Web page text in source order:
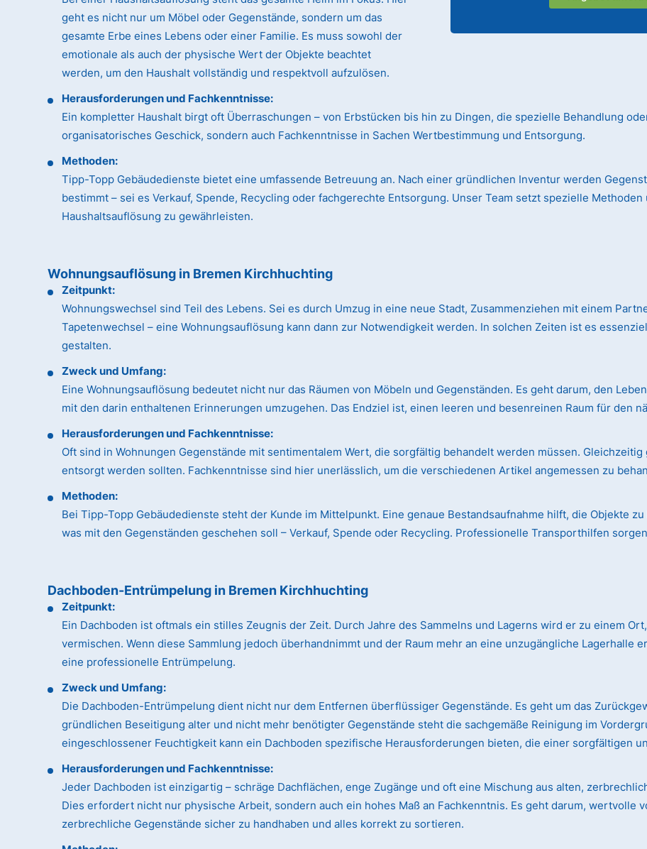
geht es nicht nur um Möbel oder Gegenstände, sondern um das
gesamte Erbe eines Lebens oder einer Familie. Es muss sowohl der
emotionale als auch der physische Wert der Objekte beachtet
werden, um den Haushalt vollständig und respektvoll aufzulösen.
Herausforderungen und Fachkenntnisse:
Ein kompletter Haushalt birgt oft Überraschungen – von Erbstücken bis hin zu Dingen, die spezielle Behandlung
organisatorisches Geschick, sondern auch Fachkenntnisse in Sachen Wertbestimmung und Entsorgung.
Methoden:
Tipp-Topp Gebäudedienste bietet eine umfassende Betreuung an. Nach einer gründlichen Inventur werden
bestimmt – sei es Verkauf, Spende, Recycling oder fachgerechte Entsorgung. Unser Team setzt spezielle
Haushaltsauflösung zu gewährleisten.
Wohnungsauflösung in Bremen Kirchhuchting
Zeitpunkt:
Wohnungswechsel sind Teil des Lebens. Sei es durch Umzug in eine neue Stadt, Zusammenziehen mit einem
Tapetenwechsel – eine Wohnungsauflösung kann dann zur Notwendigkeit werden. In solchen Zeiten ist es
gestalten.
Zweck und Umfang:
Eine Wohnungsauflösung bedeutet nicht nur das Räumen von Möbeln und Gegenständen. Es geht darum, den
mit den darin enthaltenen Erinnerungen umzugehen. Das Endziel ist, einen leeren und besenreinen Raum für den
Herausforderungen und Fachkenntnisse:
Oft sind in Wohnungen Gegenstände mit sentimentalem Wert, die sorgfältig behandelt werden müssen.
entsorgt werden sollten. Fachkenntnisse sind hier unerlässlich, um die verschiedenen Artikel angemessen zu
Methoden:
Bei Tipp-Topp Gebäudedienste steht der Kunde im Mittelpunkt. Eine genaue Bestandsaufnahme hilft, die Objekte
was mit den Gegenständen geschehen soll – Verkauf, Spende oder Recycling. Professionelle Transporthilfen
Dachboden-Entrümpelung in Bremen Kirchhuchting
Zeitpunkt:
Ein Dachboden ist oftmals ein stilles Zeugnis der Zeit. Durch Jahre des Sammelns und Lagerns wird er zu einem
vermischen. Wenn diese Sammlung jedoch überhandnimmt und der Raum mehr an eine unzugängliche
eine professionelle Entrümpelung.
Zweck und Umfang:
Die Dachboden-Entrümpelung dient nicht nur dem Entfernen überflüssiger Gegenstände. Es geht um das
gründlichen Beseitigung alter und nicht mehr benötigter Gegenstände steht die sachgemäße Reinigung im
eingeschlossener Feuchtigkeit kann ein Dachboden spezifische Herausforderungen bieten, die einer sorgfältigen
Herausforderungen und Fachkenntnisse:
Jeder Dachboden ist einzigartig – schräge Dachflächen, enge Zugänge und oft eine Mischung aus alten,
Dies erfordert nicht nur physische Arbeit, sondern auch ein hohes Maß an Fachkenntnis. Es geht darum, wertvolle
zerbrechliche Gegenstände sicher zu handhaben und alles korrekt zu sortieren.